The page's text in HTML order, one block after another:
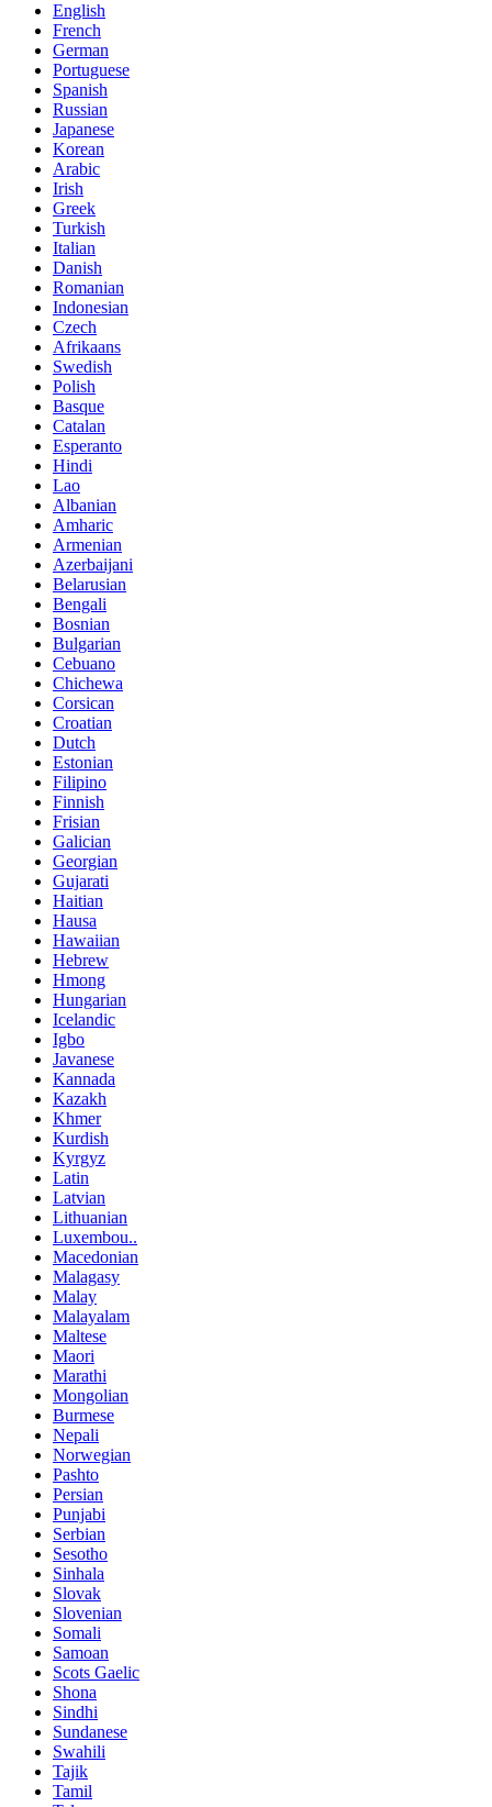
English
French
German
Portuguese
Spanish
Russian
Japanese
Korean
Arabic
Irish
Greek
Turkish
Italian
Danish
Romanian
Indonesian
Czech
Afrikaans
Swedish
Polish
Basque
Catalan
Esperanto
Hindi
Lao
Albanian
Amharic
Armenian
Azerbaijani
Belarusian
Bengali
Bosnian
Bulgarian
Cebuano
Chichewa
Corsican
Croatian
Dutch
Estonian
Filipino
Finnish
Frisian
Galician
Georgian
Gujarati
Haitian
Hausa
Hawaiian
Hebrew
Hmong
Hungarian
Icelandic
Igbo
Javanese
Kannada
Kazakh
Khmer
Kurdish
Kyrgyz
Latin
Latvian
Lithuanian
Luxembou..
Macedonian
Malagasy
Malay
Malayalam
Maltese
Maori
Marathi
Mongolian
Burmese
Nepali
Norwegian
Pashto
Persian
Punjabi
Serbian
Sesotho
Sinhala
Slovak
Slovenian
Somali
Samoan
Scots Gaelic
Shona
Sindhi
Sundanese
Swahili
Tajik
Tamil